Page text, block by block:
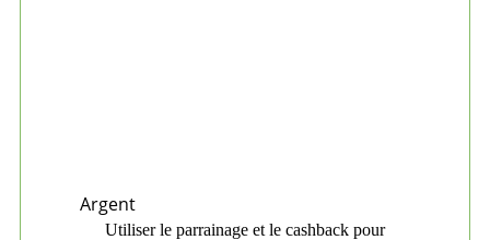
Argent
Utiliser le parrainage et le cashback pour